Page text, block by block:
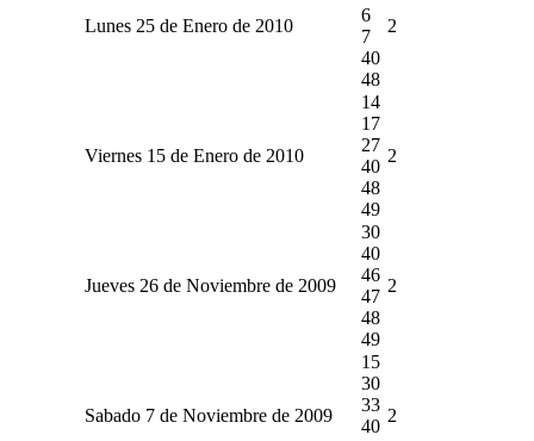
Lunes 25 de Enero de 2010
6
7
40
48
2
Viernes 15 de Enero de 2010
14
17
27
40
48
49
2
Jueves 26 de Noviembre de 2009
30
40
46
47
48
49
2
Sabado 7 de Noviembre de 2009
15
30
33
40
2